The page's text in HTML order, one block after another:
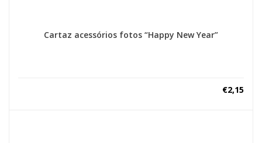
Cartaz acessórios fotos “Happy New Year”
€2,15